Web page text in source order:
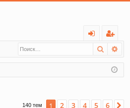
д
ег
ис
тр
Поиск
140 тем 1 2 3 4 5 6